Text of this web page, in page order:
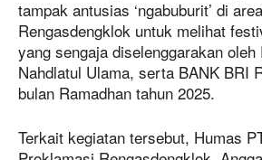
tampak antusias ‘ngabuburit’ di
Rengasdengklok untuk melihat
yang sengaja diselenggarakan
Nahdlatul Ulama, serta BANK BRI
bulan Ramadhan tahun 2025.
Terkait kegiatan tersebut, Humas